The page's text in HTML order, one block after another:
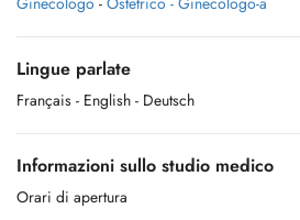
Lingue parlate
Français - English - Deutsch
Informazioni sullo studio medico
Orari di apertura